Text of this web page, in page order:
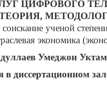
ЦИФРОВОГО
соискание ученой
экономика
Умеджон
в диссертационном